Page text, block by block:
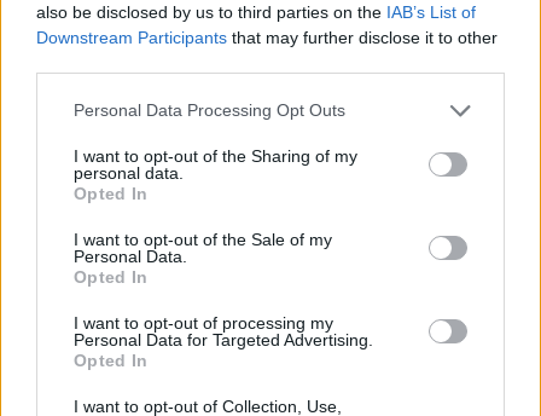
also be disclosed by us to third parties on the IAB’s List of
Downstream Participants that may further disclose it to other
Please note that this website/app uses one or more Google
not limited to your visit or usage behaviour. You may click to
grant or deny consent to Google and its third-party tags to
use your data for below specified purposes in below Google
consent section.
Personal Data Processing Opt Outs
I want to opt-out of the Sharing of my
personal data.
Opted In
I want to opt-out of the Sale of my
Personal Data.
Opted In
I want to opt-out of processing my
Personal Data for Targeted Advertising.
Opted In
I want to opt-out of Collection, Use,
A Mai Manó Ház február 9-ig
meghosszabbítja
történetének legsikeresebb
kiállítását